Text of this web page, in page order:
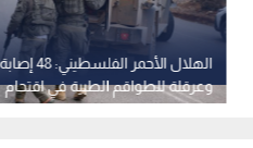
الهلال الأحمر الفلسطيني: 48 إصابة
وعرقلة للطواقم الطبية في اقتحام
مستمر لقوات الاحتلال في قلنديا